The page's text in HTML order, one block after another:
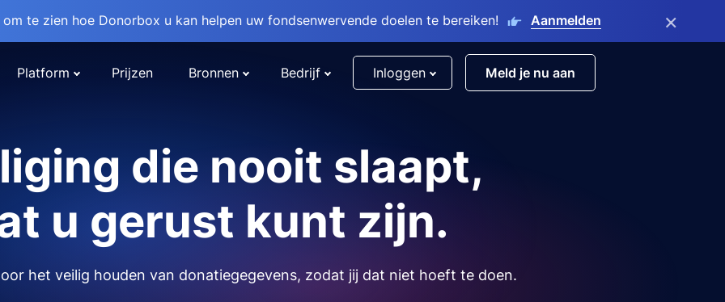
te zien hoe Donorbox u kan helpen uw fondsenwervende doelen te bereiken! Aanmelden ×
Platform Prijzen Bronnen Bedrijf Inloggen Meld je nu aan
die nooit slaapt,
u gerust kunt zijn.
het veilig houden van donatiegegevens, zodat jij dat niet hoeft te doen.